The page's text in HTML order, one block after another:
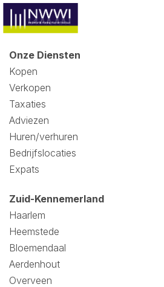
Onze Diensten
Kopen
Verkopen
Taxaties
Adviezen
Huren/verhuren
Bedrijfslocaties
Expats
Zuid-Kennemerland
Haarlem
Heemstede
Bloemendaal
Aerdenhout
Overveen